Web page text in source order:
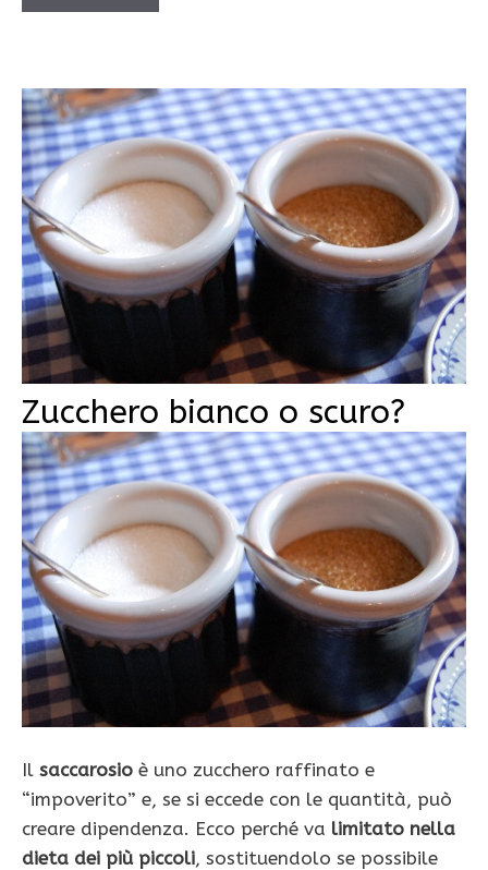
Zucchero bianco o scuro?
Il saccarosio è uno zucchero raffinato e
“impoverito” e, se si eccede con le quantità, può
creare dipendenza. Ecco perché va limitato nella
dieta dei più piccoli, sostituendolo se possibile